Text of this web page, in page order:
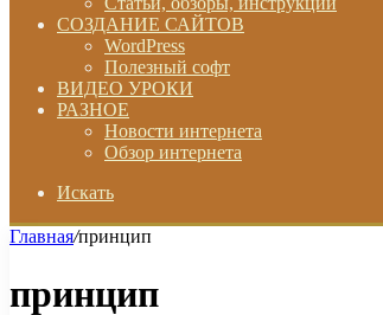
СОЗДАНИЕ САЙТОВ
WordPress
Полезный софт
ВИДЕО УРОКИ
РАЗНОЕ
Новости интернета
Обзор интернета
Искать
Главная/принцип
принцип